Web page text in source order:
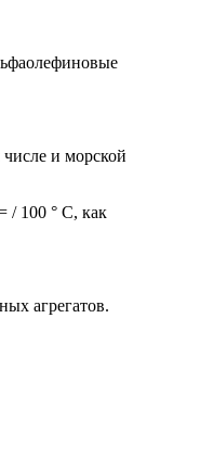
и морской
/ 100 ° C, как
агрегатов.